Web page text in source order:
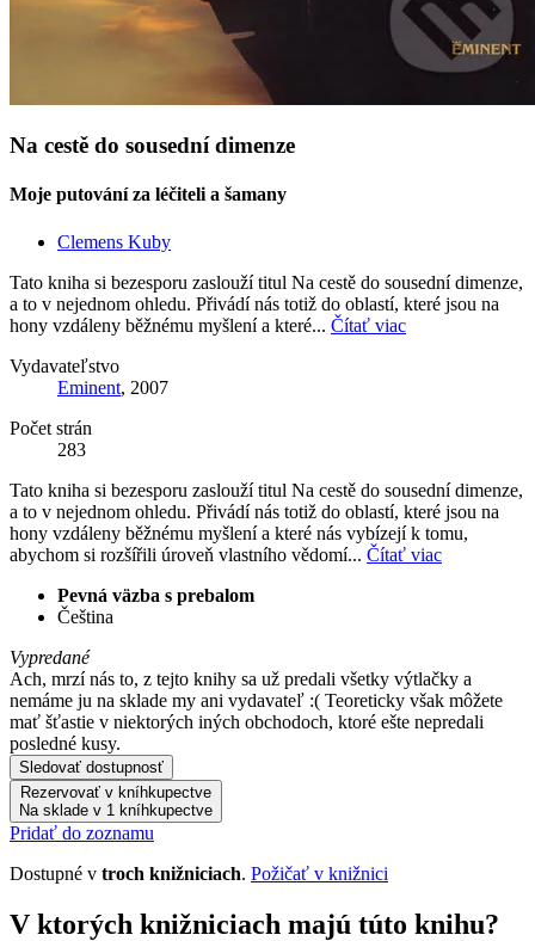
Na cestě do sousední dimenze
Moje putování za léčiteli a šamany
Clemens Kuby
Tato kniha si bezesporu zaslouží titul Na cestě do sousední dimenze,
a to v nejednom ohledu. Přivádí nás totiž do oblastí, které jsou na
hony vzdáleny běžnému myšlení a které... Čítať viac
Vydavateľstvo
Eminent, 2007
Počet strán
283
Tato kniha si bezesporu zaslouží titul Na cestě do sousední dimenze,
a to v nejednom ohledu. Přivádí nás totiž do oblastí, které jsou na
hony vzdáleny běžnému myšlení a které nás vybízejí k tomu,
abychom si rozšířili úroveň vlastního vědomí... Čítať viac
Pevná väzba s prebalom
Čeština
Vypredané
Ach, mrzí nás to, z tejto knihy sa už predali všetky výtlačky a
nemáme ju na sklade my ani vydavateľ :( Teoreticky však môžete
mať šťastie v niektorých iných obchodoch, ktoré ešte nepredali
posledné kusy.
Sledovať dostupnosť
Rezervovať v kníhkupectve
Na sklade v 1 kníhkupectve
Pridať do zoznamu
Dostupné v troch knižniciach. Požičať v knižnici
V ktorých knižniciach majú túto knihu?